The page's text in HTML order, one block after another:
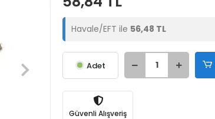
Havale/EFT ile 56,48 TL
Adet
Güvenli Alışveriş